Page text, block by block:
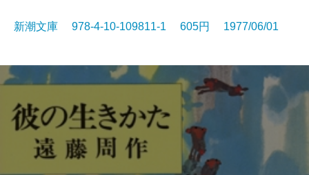
新潮文庫 978-4-10-109811-1 605円 1977/06/01